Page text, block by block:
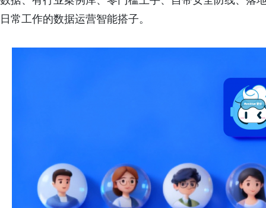
日常工作的数据运营智能搭子。